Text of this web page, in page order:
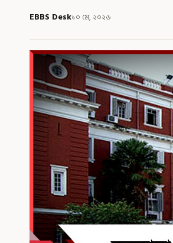
EBBS Desk১০ মে, ২০২৬